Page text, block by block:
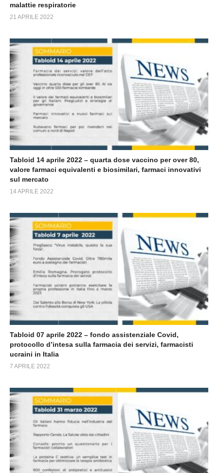
malattie respiratorie
21 APRILE 2022
Tabloid 14 aprile 2022 – quarta dose vaccino per over 80,
valore farmaci equivalenti e biosimilari, farmaci innovativi
sul mercato
14 APRILE 2022
Tabloid 07 aprile 2022 – fondo assistenziale Covid,
protocollo d’intesa sulla farmacia dei servizi, farmacisti
ucraini in Italia
7 APRILE 2022